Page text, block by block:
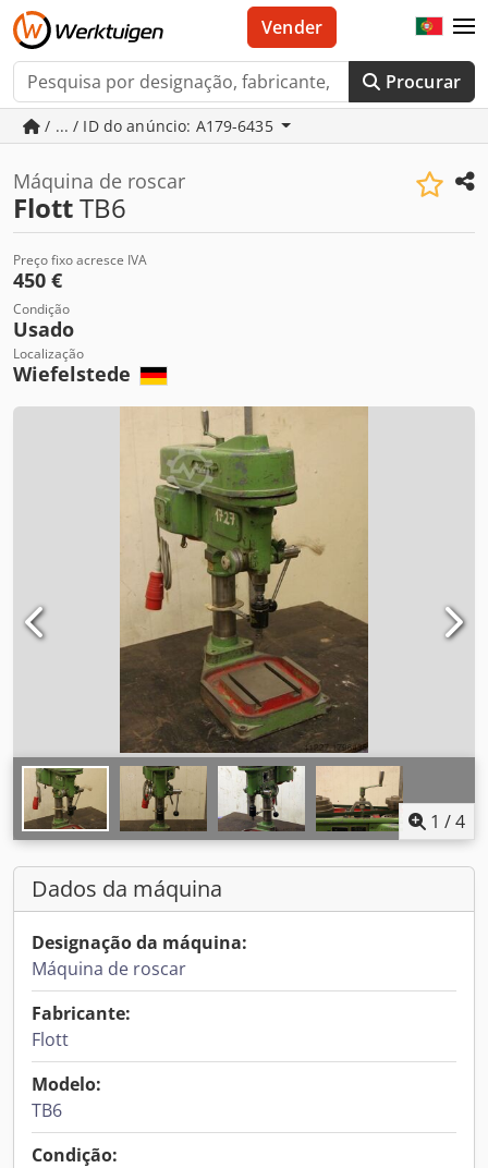
Procurar
Vender
/ ... / ID do anúncio: A179-6435
Máquina de roscar
FlottTB6
Preço fixo acresce IVA
450 €
Condição
Usado
Localização
Wiefelstede
1 /4
Dados da máquina
Designação da máquina:
Máquina de roscar
Fabricante:
Flott
Modelo:
TB6
Condição: